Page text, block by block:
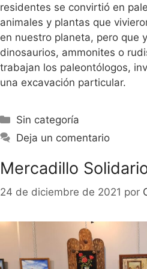
residentes se convirtió en
animales y plantas que
en nuestro planeta, pero que
dinosaurios, ammonites o
trabajan los paleontólogos,
una excavación particular.
Sin categoría
Deja un comentario
Mercadillo
24 de diciembre de 2021 por